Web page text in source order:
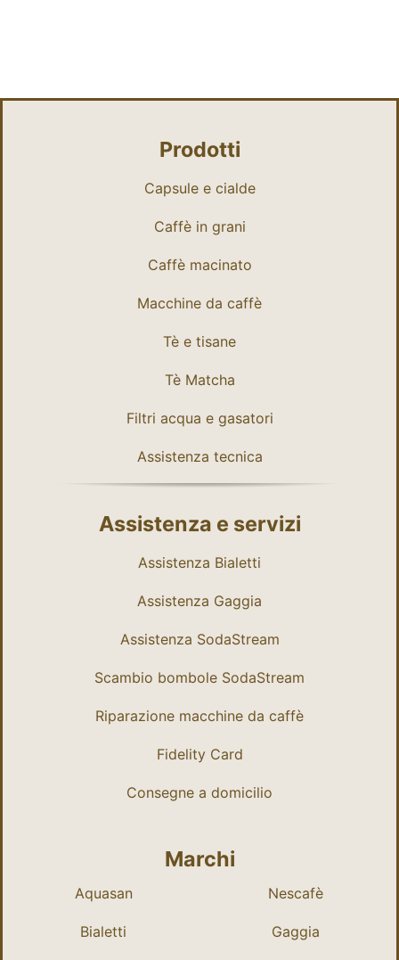
Prodotti
Capsule e cialde
Caffè in grani
Caffè macinato
Macchine da caffè
Tè e tisane
Tè Matcha
Filtri acqua e gasatori
Assistenza tecnica
Assistenza e servizi
Assistenza Bialetti
Assistenza Gaggia
Assistenza SodaStream
Scambio bombole SodaStream
Riparazione macchine da caffè
Fidelity Card
Consegne a domicilio
Marchi
Aquasan
Bialetti
Nescafè
Gaggia